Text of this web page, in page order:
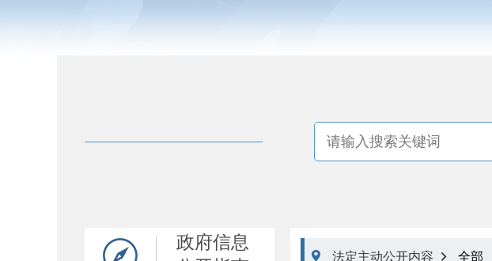
政府信息
 法定主动公开内容  全部